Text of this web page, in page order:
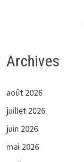
Archives
août 2026
juillet 2026
juin 2026
mai 2026